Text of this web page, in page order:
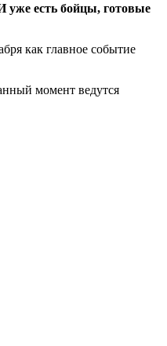
уже есть бойцы, готовые
как главное событие
момент ведутся